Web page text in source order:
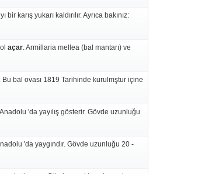
bir karış yukarı kaldırılır. Ayrıca bakınız:
açar. Armillaria mellea (bal mantarı) ve
Bu bal ovası 1819 Tarihinde kurulmştur içine
'da yayılış gösterir. Gövde uzunluğu
'da yaygındır. Gövde uzunluğu 20 -